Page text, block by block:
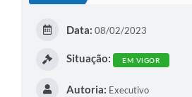
Data: 08/02/2023
Situação: EM VIGOR
Autoria: Executivo